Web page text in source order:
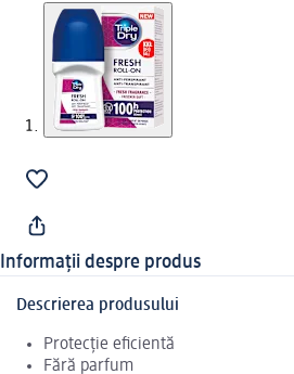
Informații despre produs
Descrierea produsului
Protecție eficientă
Fără parfum